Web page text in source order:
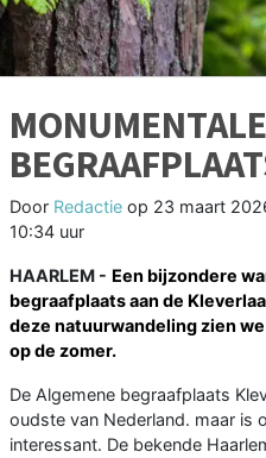
Door Redactie op 23 maart
10:34 uur
HAARLEM - Een bijzondere
begraafplaats aan de
deze natuurwandeling zien
op de zomer.
De Algemene begraafplaats
oudste van Nederland. maar is
interessant. De bekende